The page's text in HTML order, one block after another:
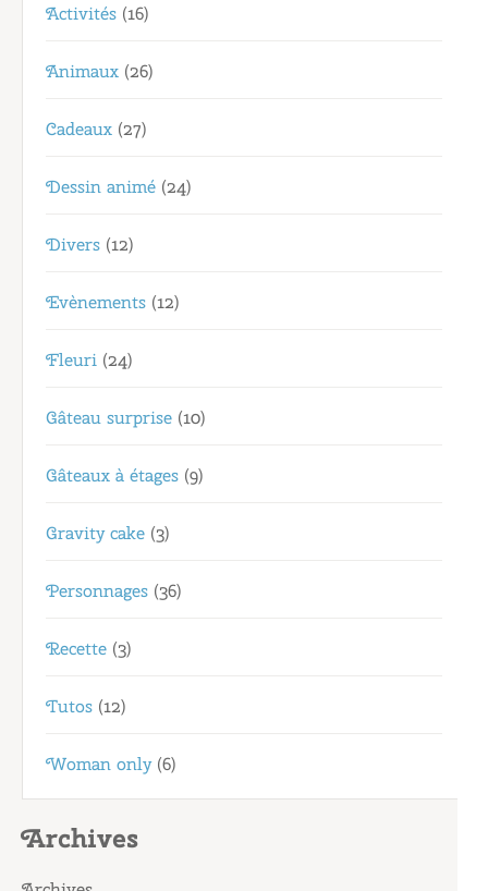
Activités (16)
Animaux (26)
Cadeaux (27)
Dessin animé (24)
Divers (12)
Evènements (12)
Fleuri (24)
Gâteau surprise (10)
Gâteaux à étages (9)
Gravity cake (3)
Personnages (36)
Recette (3)
Tutos (12)
Woman only(6)
Archives